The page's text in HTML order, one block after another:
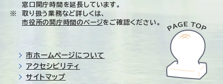
窓口開庁時間を延長しています。
取り扱う業務など詳しくは、
市役所の開庁時間のページをご確認ください。
市ホームページについて
アクセシビリティ
サイトマップ